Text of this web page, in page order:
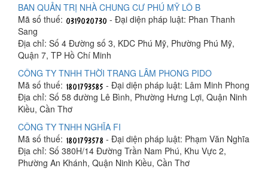
BAN QUẢN TRỊ NHÀ CHUNG CƯ PHÚ MỸ LÔ B
Mã số thuế:
- Đại diện pháp luật: Phan Thanh
Sang
Địa chỉ: Số 4 Đường số 3, KDC Phú Mỹ, Phường Phú Mỹ,
Quận 7, TP Hồ Chí Minh
CÔNG TY TNHH THỜI TRANG LÂM PHONG PIDO
Mã số thuế:
- Đại diện pháp luật: Lâm Minh Phong
Địa chỉ: Số 58 đường Lê Bình, Phường Hưng Lợi, Quận Ninh
Kiều, Cần Thơ
CÔNG TY TNHH NGHĨA FI
Mã số thuế:
- Đại diện pháp luật: Phạm Văn Nghĩa
Địa chỉ: Số 380H/14 Đường Trần Nam Phú, Khu Vực 2,
Phường An Khánh, Quận Ninh Kiều, Cần Thơ